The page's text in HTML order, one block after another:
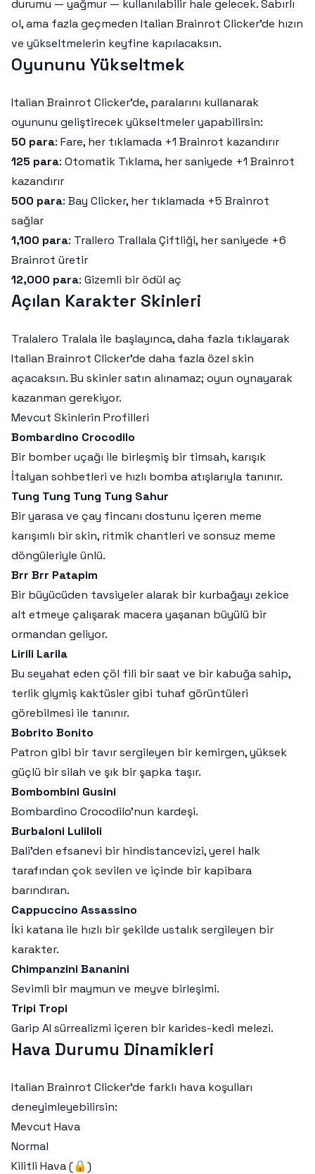
durumu — yağmur — kullanılabilir hale gelecek. Sabırlı
ol, ama fazla geçmeden Italian Brainrot Clicker’de hızın
ve yükseltmelerin keyfine kapılacaksın.
Oyununu Yükseltmek
Italian Brainrot Clicker’de, paralarını kullanarak
oyununu geliştirecek yükseltmeler yapabilirsin:
50 para: Fare, her tıklamada +1 Brainrot kazandırır
125 para: Otomatik Tıklama, her saniyede +1 Brainrot
kazandırır
500 para: Bay Clicker, her tıklamada +5 Brainrot
sağlar
1,100 para: Trallero Trallala Çiftliği, her saniyede +6
Brainrot üretir
12,000 para: Gizemli bir ödül aç
Açılan Karakter Skinleri
Tralalero Tralala ile başlayınca, daha fazla tıklayarak
Italian Brainrot Clicker’de daha fazla özel skin
açacaksın. Bu skinler satın alınamaz; oyun oynayarak
kazanman gerekiyor.
Mevcut Skinlerin Profilleri
Bombardino Crocodilo
Bir bomber uçağı ile birleşmiş bir timsah, karışık
İtalyan sohbetleri ve hızlı bomba atışlarıyla tanınır.
Tung Tung Tung Tung Sahur
Bir yarasa ve çay fincanı dostunu içeren meme
karışımlı bir skin, ritmik chantleri ve sonsuz meme
döngüleriyle ünlü.
Brr Brr Patapim
Bir büyücüden tavsiyeler alarak bir kurbağayı zekice
alt etmeye çalışarak macera yaşanan büyülü bir
ormandan geliyor.
Lirili Larila
Bu seyahat eden çöl fili bir saat ve bir kabuğa sahip,
terlik giymiş kaktüsler gibi tuhaf görüntüleri
görebilmesi ile tanınır.
Bobrito Bonito
Patron gibi bir tavır sergileyen bir kemirgen, yüksek
güçlü bir silah ve şık bir şapka taşır.
Bombombini Gusini
Bombardino Crocodilo’nun kardeşi.
Burbaloni Luliloli
Bali’den efsanevi bir hindistancevizi, yerel halk
tarafından çok sevilen ve içinde bir kapibara
barındıran.
Cappuccino Assassino
İki katana ile hızlı bir şekilde ustalık sergileyen bir
karakter.
Chimpanzini Bananini
Sevimli bir maymun ve meyve birleşimi.
Tripi Tropi
Garip AI sürrealizmi içeren bir karides-kedi melezi.
Hava Durumu Dinamikleri
Italian Brainrot Clicker’de farklı hava koşulları
deneyimleyebilirsin:
Mevcut Hava
Normal
Kilitli Hava (🔒)